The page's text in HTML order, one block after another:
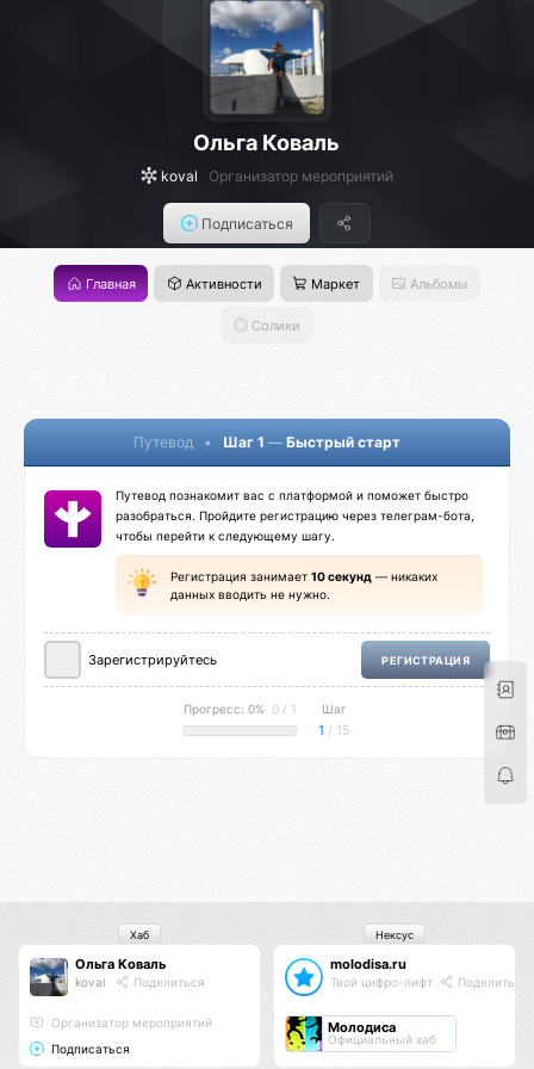
Ольга Коваль
koval Организатор мероприятий
Подписаться
Главная Активности Маркет Альбомы
Солики
Путевод • Шаг 1 — Быстрый старт
Путевод познакомит вас с платформой и поможет быстро
разобраться. Пройдите регистрацию через телеграм-бота,
чтобы перейти к следующему шагу.
Регистрация занимает 10 секунд — никаких
данных вводить не нужно.
Зарегистрируйтесь РЕГИСТРАЦИЯ
Прогресс: 0% 0 / 1 Шаг
1 / 15
Ольга Коваль
koval Поделиться
Организатор мероприятий
Подписаться
Хаб
molodisa.ru
Твой цифро-лифт Поделиться
Молодиса
Официальный хаб
Нексус